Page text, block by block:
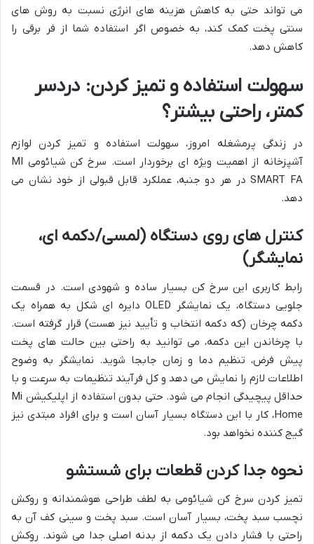
می تواند حتی به کاهش هزینه های انرژی نسبت به روش های
سنتی پخت کمک کند، به خصوص اگر استفاده شما از فر برقی را
کاهش دهد.
سهولت استفاده و تمیز کردن: دردسر
کمتر، راحتی بیشتر؟
در زندگی پرمشغله امروز، سهولت استفاده و تمیز کردن لوازم
آشپزخانه از اهمیت ویژه ای برخوردار است. سرخ کن شیائومی MI
SMART FA در هر دو جنبه، عملکرد قابل قبولی از خود نشان می
دهد.
کنترل های روی دستگاه (لمسی/دکمه ای،
نمایشگر)
رابط کاربری این سرخ کن بسیار ساده و شهودی است. در قسمت
جلویی دستگاه، یک نمایشگر OLED دایره ای شکل به همراه یک
دکمه چرخان (که دکمه انتخاب و تأیید نیز هست) قرار گرفته است.
با چرخاندن این دکمه، می توانید به راحتی بین حالت های پخت
پیش فرض، تنظیم دما و زمان جابجا شوید. نمایشگر به وضوح
اطلاعات لازم را نمایش می دهد و کل فرآیند تنظیمات به سرعت و با
حداقل پیچیدگی انجام می شود. حتی بدون استفاده از اپلیکیشن Mi
Home، کار با این دستگاه بسیار آسان است و برای افراد مبتدی نیز
گیج کننده نخواهد بود.
نحوه جدا کردن قطعات برای شستشو
تمیز کردن سرخ کن شیائومی به لطف طراحی هوشمندانه و روکش
نچسب سبد پخت، بسیار آسان است. سبد پخت و سینی کف آن به
راحتی با فشار دادن یک دکمه از بدنه اصلی جدا می شوند. روکش